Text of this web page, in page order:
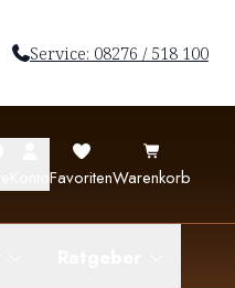
Service: 08276 / 518 100
FavoritenWarenkorb